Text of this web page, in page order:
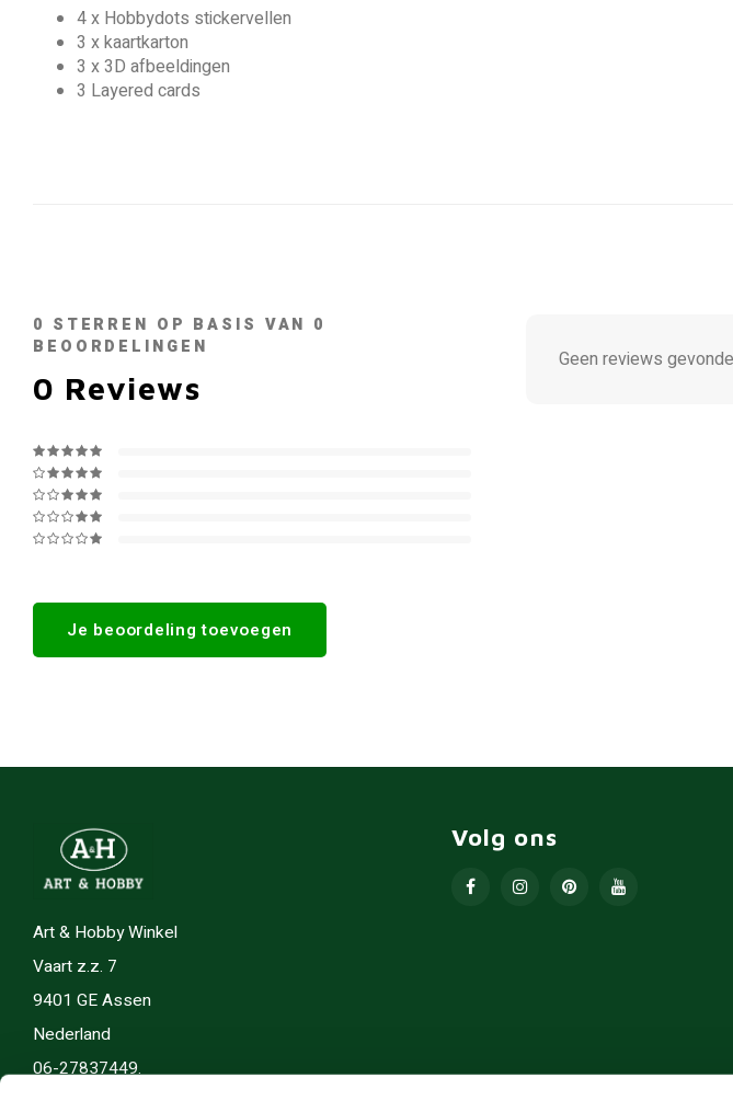
4 x Hobbydots stickervellen
3 x kaartkarton
3 x 3D afbeeldingen
3 Layered cards
0 STERREN OP BASIS VAN 0
BEOORDELINGEN
0 Reviews
Je beoordeling toevoegen
Geen reviews
Art & Hobby Winkel
Vaart z.z. 7
9401 GE Assen
Nederland
06-27837449.
Volg ons